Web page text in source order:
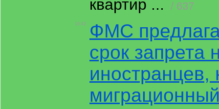
квартир ...
/ 637
16:42
ФМС
срок запрета